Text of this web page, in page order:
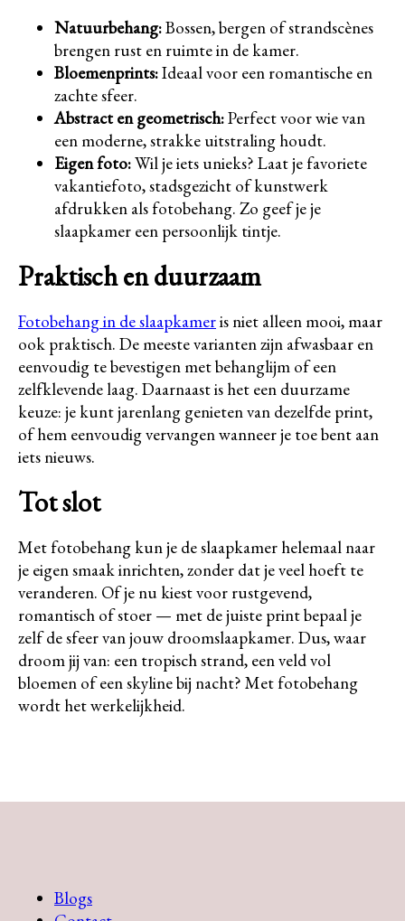
Natuurbehang:Bossen, bergen of strandscènes
brengen rust en ruimte in de kamer.
Bloemenprints:Ideaal voor een romantische en
zachte sfeer.
Abstract en geometrisch:Perfect voor wie van
een moderne, strakke uitstraling houdt.
Eigen foto:Wil je iets unieks? Laat je favoriete
vakantiefoto, stadsgezicht of kunstwerk
afdrukken als fotobehang. Zo geef je je
slaapkamer een persoonlijk tintje.
Praktisch en duurzaam
Fotobehang in de slaapkameris niet alleen mooi, maar
ook praktisch. De meeste varianten zijn afwasbaar en
eenvoudig te bevestigen met behanglijm of een
zelfklevende laag. Daarnaast is het een duurzame
keuze: je kunt jarenlang genieten van dezelfde print,
of hem eenvoudig vervangen wanneer je toe bent aan
iets nieuws.
Tot slot
Met fotobehang kun je de slaapkamer helemaal naar
je eigen smaak inrichten, zonder dat je veel hoeft te
veranderen. Of je nu kiest voor rustgevend,
romantisch of stoer — met de juiste print bepaal je
zelf de sfeer van jouw droomslaapkamer. Dus, waar
droom jij van: een tropisch strand, een veld vol
bloemen of een skyline bij nacht? Met fotobehang
wordt het werkelijkheid.
Blogs